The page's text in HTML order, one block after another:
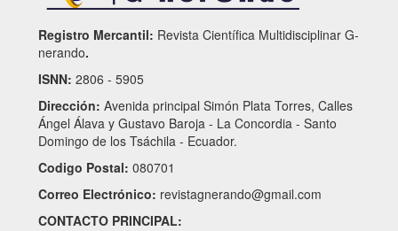
Registro Mercantil: Revista Científica Multidisciplinar G-
nerando.
ISNN: 2806 - 5905
Dirección: Avenida principal Simón Plata Torres, Calles
Ángel Álava y Gustavo Baroja - La Concordia - Santo
Domingo de los Tsáchila - Ecuador.
Codigo Postal: 080701
Correo Electrónico: revistagnerando@gmail.com
CONTACTO PRINCIPAL: